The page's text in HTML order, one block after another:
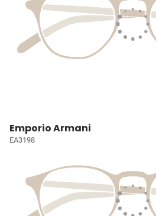
Emporio Armani
EA3198